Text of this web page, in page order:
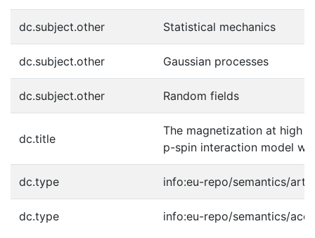
dc.subject.other Statistical mechanics
dc.subject.other Gaussian processes
dc.subject.other Random fields
dc.title
The magnetization at high
p-spin interaction model
dc.type info:eu-repo/semantics/
dc.type info:eu-repo/semantics/